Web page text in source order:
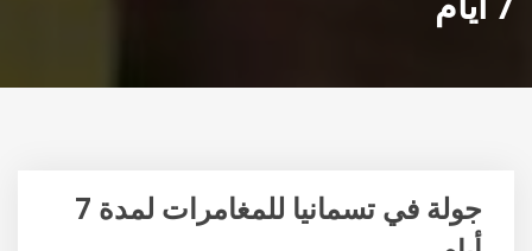
جولة في تسمانيا للمغامرات لمدة 7